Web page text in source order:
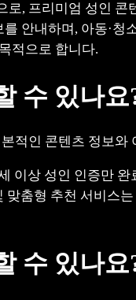
로, 프리미엄 성인 콘
안내하며, 아동·
적으로 합니다.
수 있나요
적인 콘텐츠 정보
이상 성인 인증만
춤형 추천 서비스
수 있나요